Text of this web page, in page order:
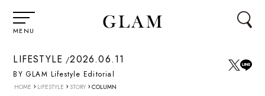
MENU
LIFESTYLE 2026.06.11
BY GLAM Lifestyle Editorial
HOME › LIFESTYLE › STORY › COLUMN